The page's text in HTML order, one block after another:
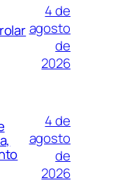
4 de
agosto
de
2026
4 de
agosto
de
2026